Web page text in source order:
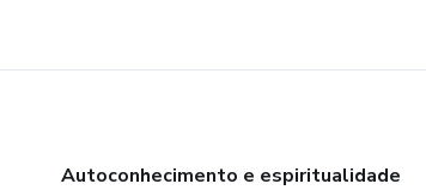
Autoconhecimento e espiritualidade